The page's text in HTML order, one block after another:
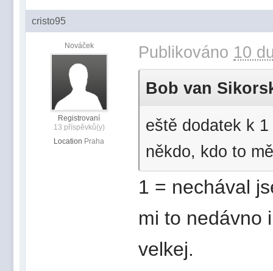
cristo95
Nováček
Registrovaní
13 příspěvků(y)
Location Praha
Publikováno 10
Bob van
eště dodatek k
někdo, kdo to
1 = nechával
mi to nedávno
velkej.